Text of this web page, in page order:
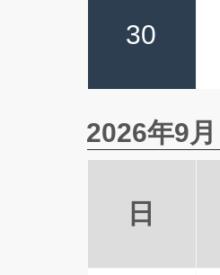
30
2026年9月
日